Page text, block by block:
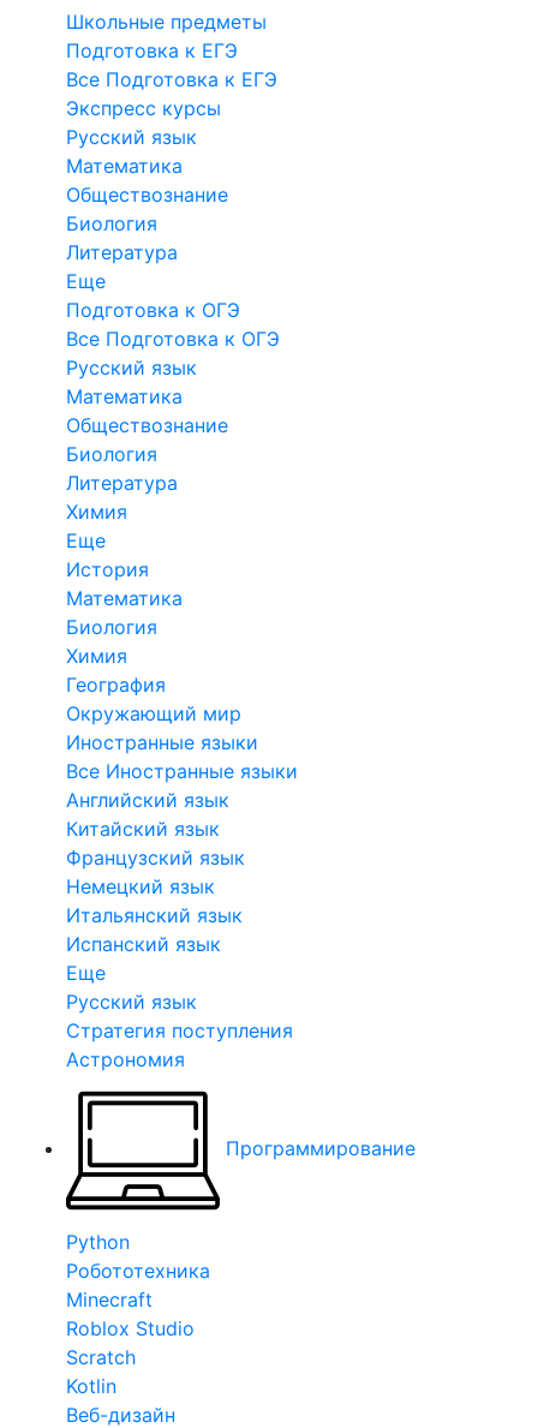
Школьные предметы
Подготовка к ЕГЭ
Все Подготовка к ЕГЭ
Экспресс курсы
Русский язык
Математика
Обществознание
Биология
Литература
Еще
Подготовка к ОГЭ
Все Подготовка к ОГЭ
Русский язык
Математика
Обществознание
Биология
Литература
Химия
Еще
История
Математика
Биология
Химия
География
Окружающий мир
Иностранные языки
Все Иностранные языки
Английский язык
Китайский язык
Французский язык
Немецкий язык
Итальянский язык
Испанский язык
Еще
Русский язык
Стратегия поступления
Астрономия
Программирование
Python
Робототехника
Minecraft
Roblox Studio
Scratch
Kotlin
Веб-дизайн